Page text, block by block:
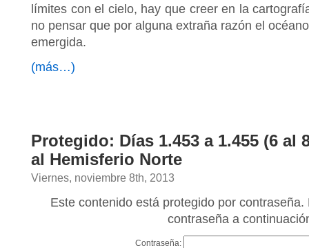
límites con el cielo, hay que creer en la
no pensar que por alguna extraña razón el
emergida.
(más…)
Protegido: Días 1.453 a 1.455 (6 al
al Hemisferio Norte
Viernes, noviembre 8th, 2013
Este contenido está protegido por
contraseña a
Contraseña: